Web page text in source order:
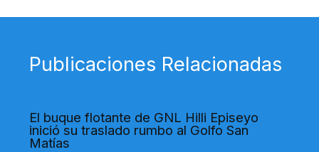
Publicaciones Relacionadas
El buque flotante de GNL Hilli Episeyo
inició su traslado rumbo al Golfo San
Matías